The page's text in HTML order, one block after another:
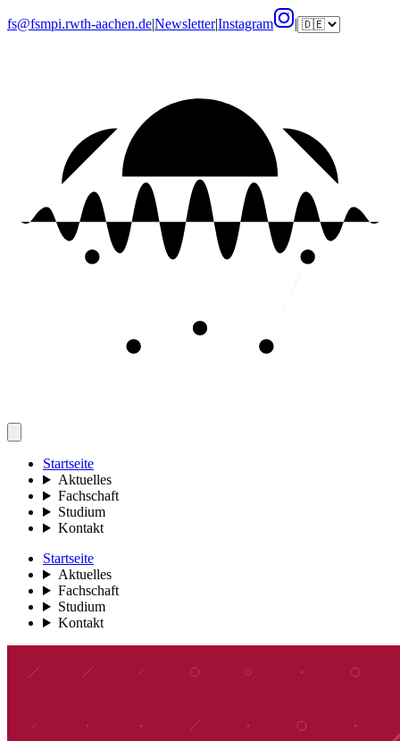
fs@fsmpi.rwth-aachen.de|Newsletter|Instagram |
Startseite
Aktuelles
Fachschaft
Studium
Kontakt
Startseite
Aktuelles
Fachschaft
Studium
Kontakt